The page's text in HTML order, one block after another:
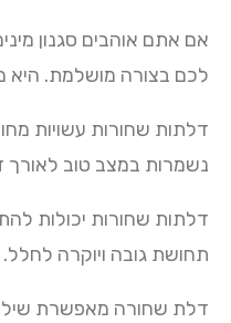
אם אתם אוהבים סגנון
לכם בצורה מושלמת. היא
דלתות שחורות עשויות
נשמרות במצב טוב לאורך
דלתות שחורות יכולות
תחושת גובה ויוקרה לחלל.
דלת שחורה מאפשרת